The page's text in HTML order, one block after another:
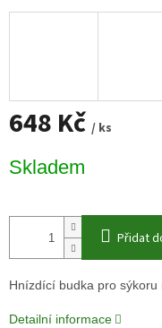
648 Kč / ks
cena:
Skladem
Přidat
Hnízdící budka pro sýkoru
Detailní informace